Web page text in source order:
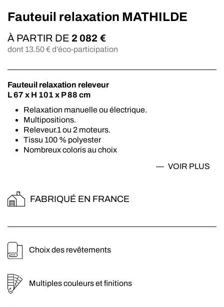
Fauteuil relaxation MATHILDE
À PARTIR DE 2 082 €
dont 13.50€ d’éco-participation
Fauteuil relaxation releveur
L 67 x H 101 x P 88 cm
Relaxation manuelle ou électrique.
Multipositions.
Releveur.1 ou 2 moteurs.
Tissu 100 % polyester
Nombreux coloris au choix
Structure interne en hêtre massif et panneaux de
VOIR PLUS
FABRIQUÉ EN FRANCE
Choix des revêtements
Multiples couleurs et finitions